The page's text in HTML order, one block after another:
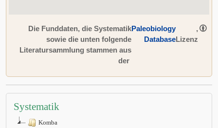
Die Funddaten, die Systematik
sowie die unten folgende
Literatursammlung stammen aus
der
Paleobiology
Database
,
Lizenz
Systematik
Komba